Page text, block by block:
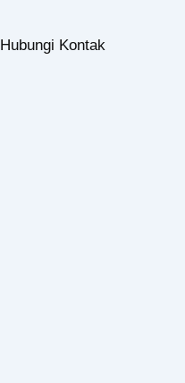
Hubungi Kontak